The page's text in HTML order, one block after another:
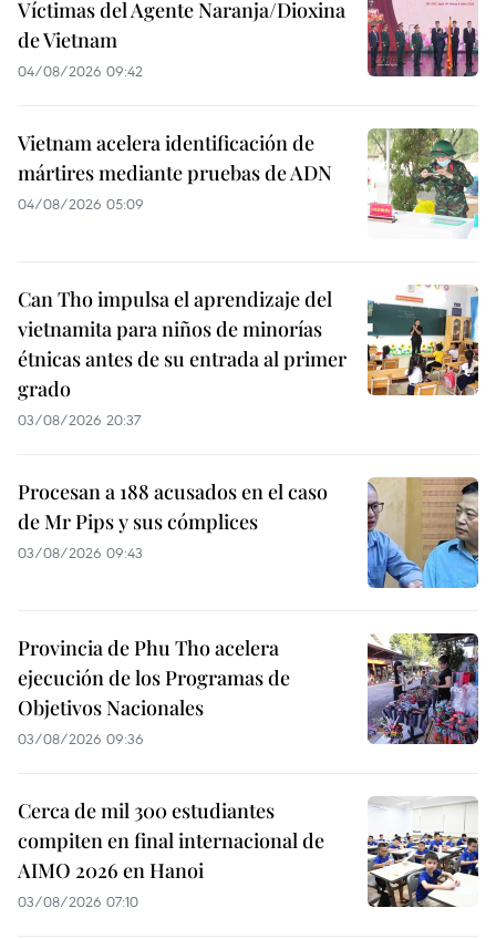
Víctimas del Agente Naranja/Dioxina
de Vietnam
04/08/2026 09:42
Vietnam acelera identificación de
mártires mediante pruebas de ADN
04/08/2026 05:09
Can Tho impulsa el aprendizaje del
vietnamita para niños de minorías
étnicas antes de su entrada al primer
grado
03/08/2026 20:37
Procesan a 188 acusados en el caso
de Mr Pips y sus cómplices
03/08/2026 09:43
Provincia de Phu Tho acelera
ejecución de los Programas de
Objetivos Nacionales
03/08/2026 09:36
Cerca de mil 300 estudiantes
compiten en final internacional de
AIMO 2026 en Hanoi
03/08/2026 07:10